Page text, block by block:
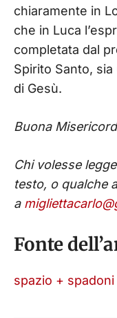
chiaramente in
che in Luca
completata dal
Spirito Santo,
di Gesù.
Buona
Chi volesse
testo, o qualche
a
Fonte
spazio + spadoni